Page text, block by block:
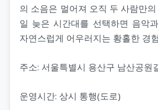
의 소음은 멀어져 오직 두 사람만
일 늦은 시간대를 선택하면 음악
자연스럽게 어우러지는 황홀한 경
주소: 서울특별시 용산구 남산공원
운영시간: 상시 통행(도로)